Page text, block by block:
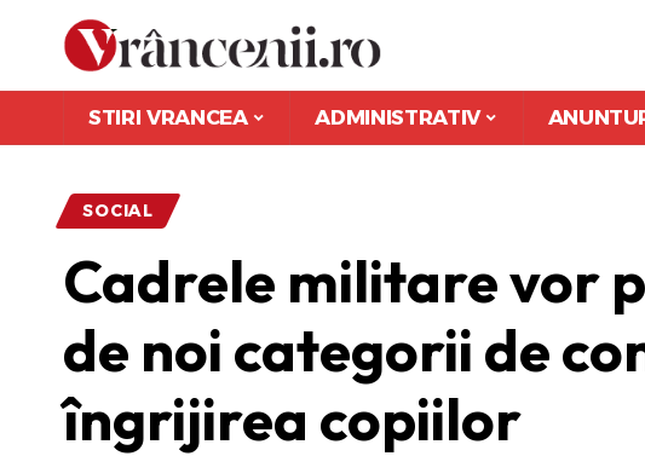
STIRI VRANCEA ADMINISTRATIV
SOCIAL
Cadrele militare vor
de noi categorii de
îngrijirea copiilor